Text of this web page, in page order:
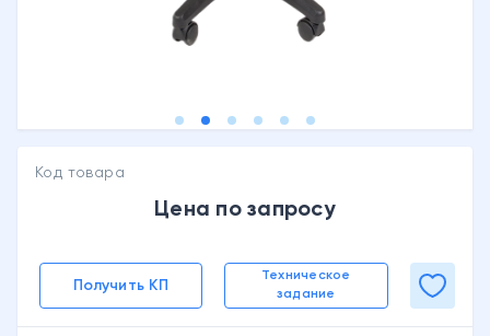
Код товара
Цена по запросу
Получить КП
Техническое
задание